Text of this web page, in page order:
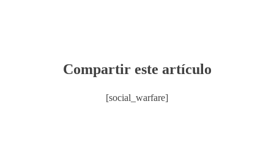
Compartir este artículo
[social_warfare]